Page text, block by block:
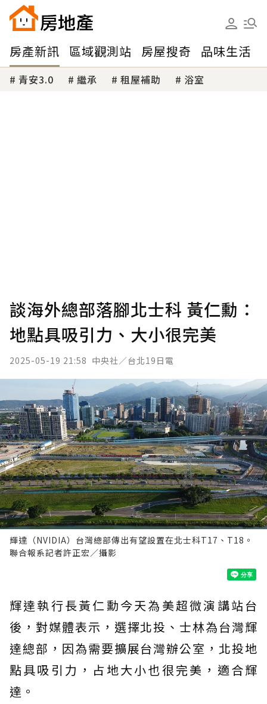
房產新訊 區域觀測站 房屋搜奇 品味生活
青安3.0 繼承 租屋補助 浴室
談海外總部落腳北士科 黃仁勳：
地點具吸引力、大小很完美
2025-05-19 21:58 中央社／台北19日電
輝達（NVIDIA）台灣總部傳出有望設置在北士科T17、T18。
聯合報系記者許正宏／攝影
輝達執行長黃仁勳今天為美超微演講站台
後，對媒體表示，選擇北投、士林為台灣輝
達總部，因為需要擴展台灣辦公室，北投地
點具吸引力，占地大小也很完美，適合輝
達。